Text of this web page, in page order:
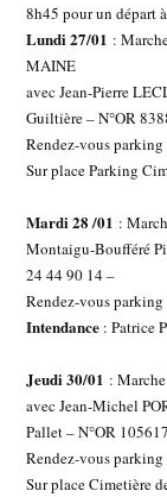
8h45 pour un départ
Lundi 27/01 :
MAINE
avec Jean-Pierre
Guiltière – N°OR
Rendez-vous
Sur place Parking
Mardi 28 /01 :
Montaigu-Boufféré
24 44 90 14 –
Rendez-vous
Intendance : Patrice
Jeudi 30/01 :
avec Jean-Michel
Pallet – N°OR
Rendez-vous
Sur place Cimetière